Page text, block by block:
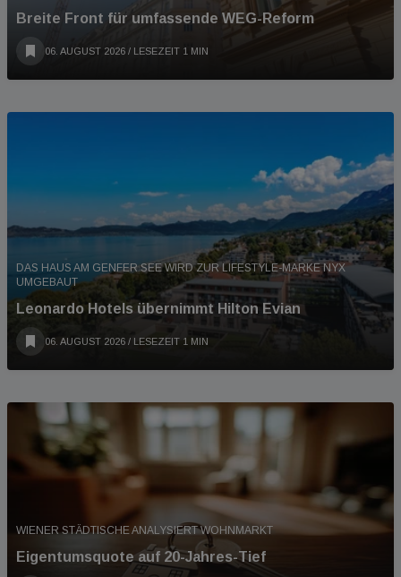
Breite Front für umfassende WEG-Reform
06. AUGUST 2026 / LESEZEIT 1 MIN
DAS HAUS AM GENFER SEE WIRD ZUR LIFESTYLE-MARKE NYX
UMGEBAUT
Leonardo Hotels übernimmt Hilton Evian
06. AUGUST 2026 / LESEZEIT 1 MIN
WIENER STÄDTISCHE ANALYSIERT WOHNMARKT
Eigentumsquote auf 20-Jahres-Tief